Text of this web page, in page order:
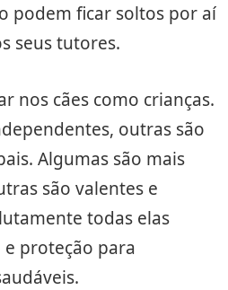
podem ficar soltos por aí
seus tutores.
nos cães como crianças.
outras são
Algumas são mais
são valentes e
todas elas
proteção para